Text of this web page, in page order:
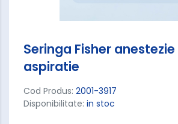
Seringa Fisher
aspiratie
Cod Produs: 2001-3917
Disponibilitate: in stoc